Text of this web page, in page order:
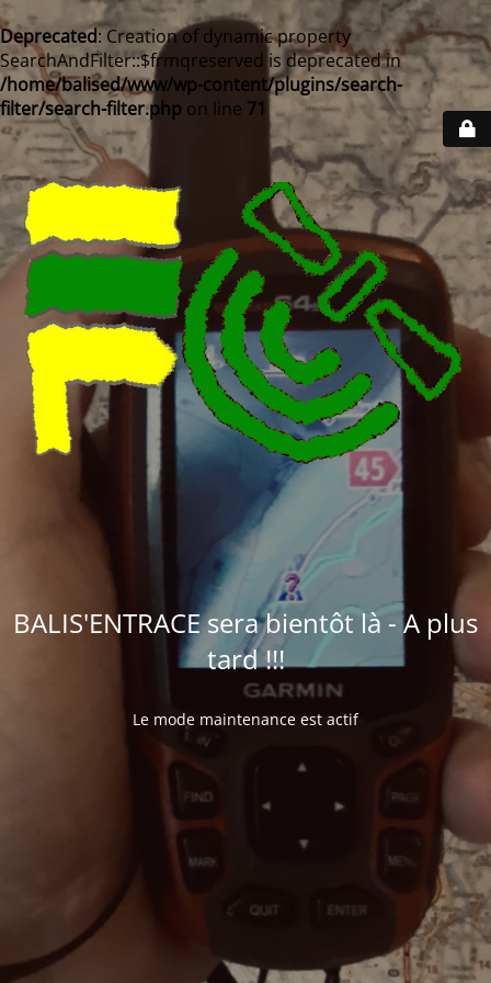
Deprecated: Creation of dynamic property
SearchAndFilter::$frmqreserved is deprecated in
/home/balised/www/wp-content/plugins/search-
filter/search-filter.php on line 71
BALIS'ENTRACE sera bientôt là - A plus
tard !!!
Le mode maintenance est actif